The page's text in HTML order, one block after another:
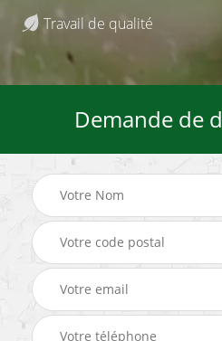
Travail de qualité
Demande de